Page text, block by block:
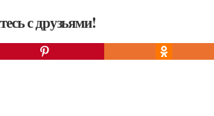
с друзьями!